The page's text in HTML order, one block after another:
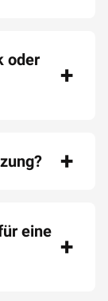
oder
eine